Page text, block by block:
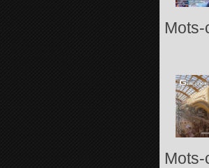
Mots-
Mots-